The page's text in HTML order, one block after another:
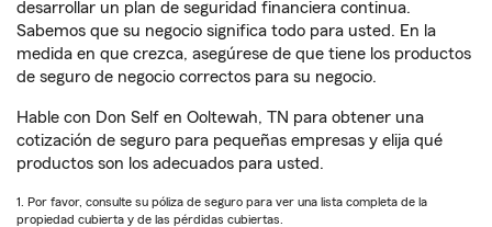
desarrollar un plan de seguridad financiera continua.
Sabemos que su negocio significa todo para usted. En la
medida en que crezca, asegúrese de que tiene los productos
de seguro de negocio correctos para su negocio.
Hable con Don Self en Ooltewah, TN para obtener una
cotización de seguro para pequeñas empresas y elija qué
productos son los adecuados para usted.
1. Por favor, consulte su póliza de seguro para ver una lista completa de la
propiedad cubierta y de las pérdidas cubiertas.